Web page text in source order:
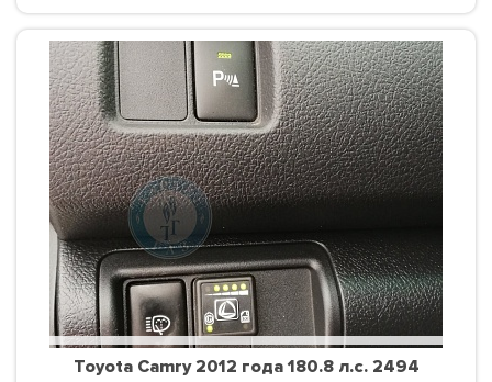
Toyota Camry 2012 года 180.8 л.с. 2494